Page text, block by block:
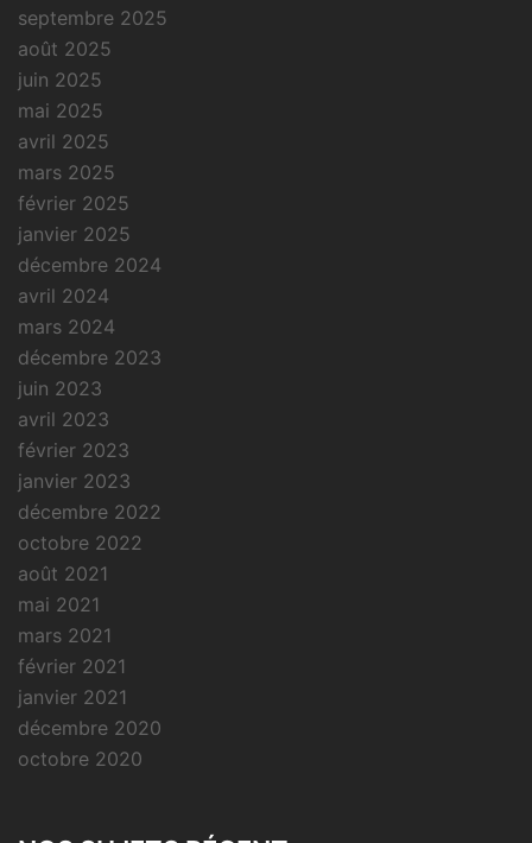
septembre 2025
août 2025
juin 2025
mai 2025
avril 2025
mars 2025
février 2025
janvier 2025
décembre 2024
avril 2024
mars 2024
décembre 2023
juin 2023
avril 2023
février 2023
janvier 2023
décembre 2022
octobre 2022
août 2021
mai 2021
mars 2021
février 2021
janvier 2021
décembre 2020
octobre 2020